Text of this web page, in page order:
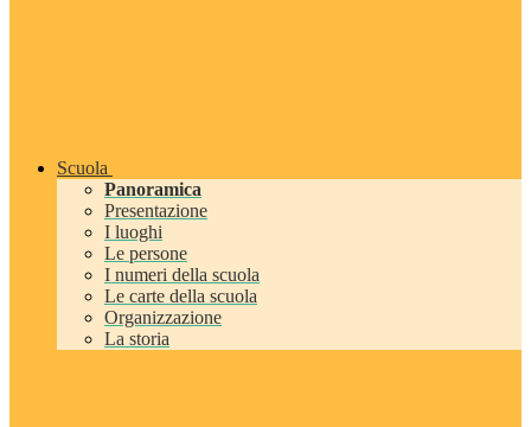
Scuola
Panoramica
Presentazione
I luoghi
Le persone
I numeri della scuola
Le carte della scuola
Organizzazione
La storia